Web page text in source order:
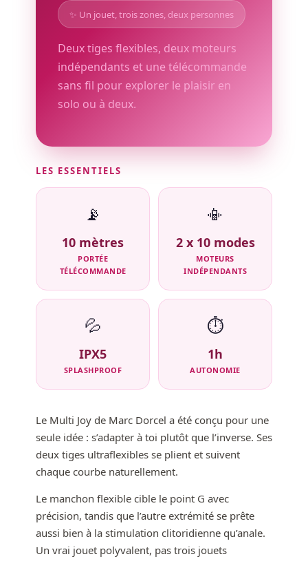
✨ Un jouet, trois zones, deux personnes
Deux tiges flexibles, deux moteurs
indépendants et une télécommande
sans fil pour explorer le plaisir en
solo ou à deux.
LES ESSENTIELS
📡
10 mètres
PORTÉE
TÉLÉCOMMANDE
📳
2 x 10 modes
MOTEURS
INDÉPENDANTS
💦
IPX5
SPLASHPROOF
⏱️
1h
AUTONOMIE
Le Multi Joy de Marc Dorcel a été conçu pour une
seule idée : s’adapter à toi plutôt que l’inverse. Ses
deux tiges ultraflexibles se plient et suivent
chaque courbe naturellement.
Le manchon flexible cible le point G avec
précision, tandis que l’autre extrémité se prête
aussi bien à la stimulation clitoridienne qu’anale.
Un vrai jouet polyvalent, pas trois jouets